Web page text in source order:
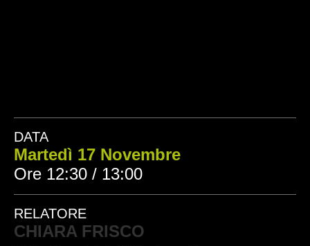
DATA
Martedì 17 Novembre
Ore 12:30 / 13:00
RELATORE
CHIARA FRISCO